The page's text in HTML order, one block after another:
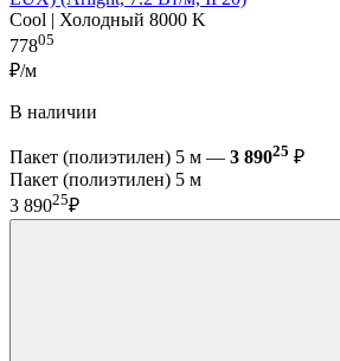
Cool | Холодный 8000 K
77805
₽/м
В наличии
Пакет (полиэтилен) 5 м — 3 89025 ₽
Пакет (полиэтилен) 5 м
3 89025₽